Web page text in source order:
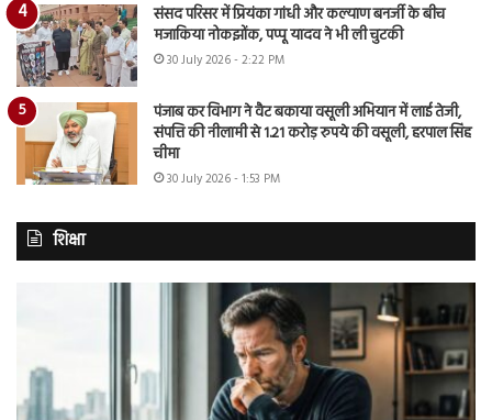
संसद परिसर में प्रियंका गांधी और कल्याण बनर्जी के बीच
मजाकिया नोकझोंक, पप्पू यादव ने भी ली चुटकी
30 July 2026 - 2:22 PM
पंजाब कर विभाग ने वैट बकाया वसूली अभियान में लाई तेजी,
संपत्ति की नीलामी से 1.21 करोड़ रुपये की वसूली, हरपाल सिंह
चीमा
30 July 2026 - 1:53 PM
शिक्षा